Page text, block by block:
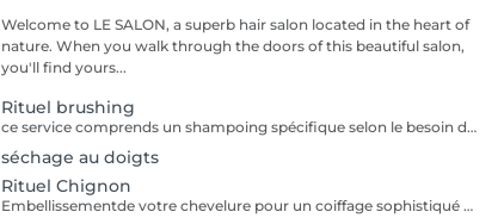
Welcome to LE SALON, a superb hair salon located in the heart of
nature. When you walk through the doors of this beautiful salon,
you'll find yours...
Rituel brushing
ce service comprends un shampoing spécifique selon le besoin de votre cheveu et votre cuir chevelu * le soin ou masque n est pas compris
séchage au doigts
Rituel Chignon
Embellissementde votre chevelure pour un coiffage sophistiqué et personnalisé pour un événement spécial